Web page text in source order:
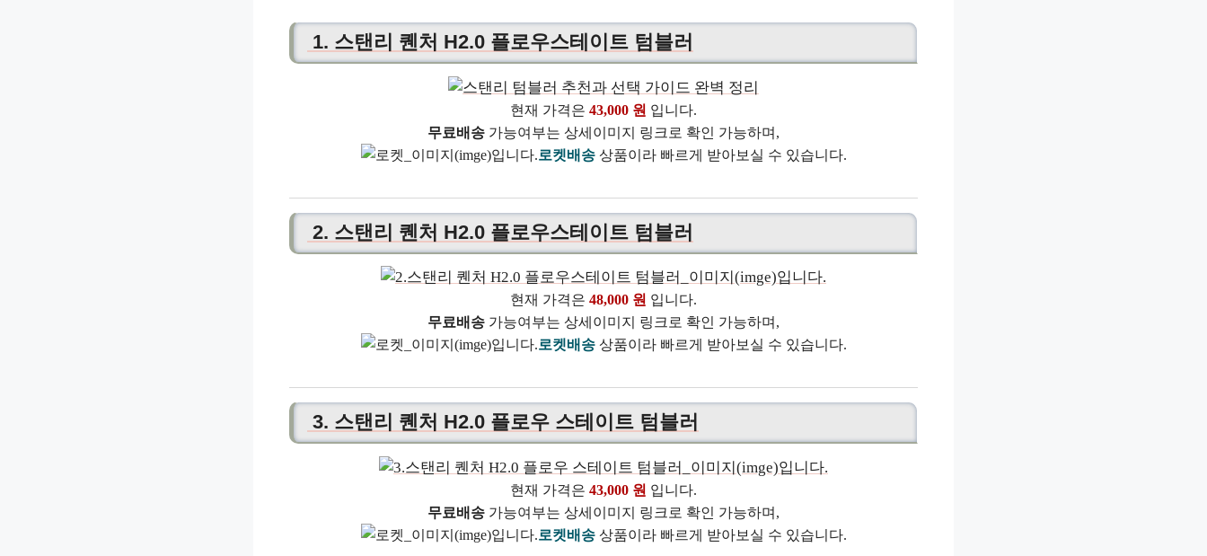
1. 스탠리 퀜처 H2.0 플로우스테이트 텀블러
현재 가격은 43,000 원 입니다.
무료배송 가능여부는 상세이미지 링크로 확인 가능하며,
로켓배송상품이라 빠르게 받아보실 수 있습니다.
2. 스탠리 퀜처 H2.0 플로우스테이트 텀블러
현재 가격은 48,000 원 입니다.
무료배송 가능여부는 상세이미지 링크로 확인 가능하며,
로켓배송상품이라 빠르게 받아보실 수 있습니다.
3. 스탠리 퀜처 H2.0 플로우 스테이트 텀블러
현재 가격은 43,000 원 입니다.
무료배송 가능여부는 상세이미지 링크로 확인 가능하며,
로켓배송상품이라 빠르게 받아보실 수 있습니다.